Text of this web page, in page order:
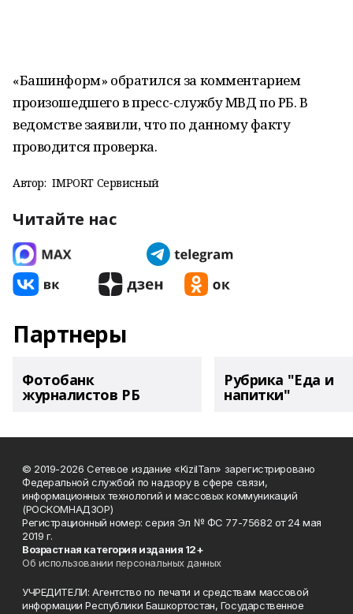
«Башинформ» обратился за комментарием
произошедшего в пресс-службу МВД по РБ. В
ведомстве заявили, что по данному факту
проводится проверка.
Автор: IMPORT Сервисный
Читайте нас
Партнеры
Фотобанк
журналистов РБ
Рубрика "Еда и
напитки"
© 2019-2026 Сетевое издание «KizilTan» зарегистрировано
Федеральной службой по надзору в сфере связи,
информационных технологий и массовых коммуникаций
(РОСКОМНАДЗОР)
Регистрационный номер: серия Эл № ФС 77-75682 от 24 мая
2019 г.
Возрастная категория издания 12+
Об использовании персональных данных
УЧРЕДИТЕЛИ: Агентство по печати и средствам массовой
информации Республики Башкортостан, Государственное